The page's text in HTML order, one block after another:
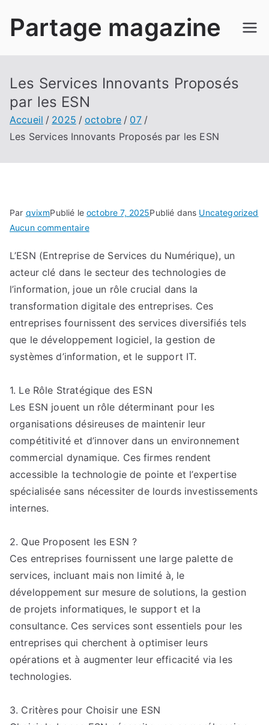
Partage magazine
Les Services Innovants Proposés
par les ESN
Accueil 2025 octobre
07
Les Services Innovants Proposés par les ESN
Par qvixmPublié leoctobre 7, 2025Publié dans Uncategorized
Aucun commentairesur
Services
Innovants
Proposés
par
les
L’ESN (Entreprise de Services du Numérique), un
acteur clé dans le secteur des technologies de
l’information, joue un rôle crucial dans la
transformation digitale des entreprises. Ces
entreprises fournissent des services diversifiés tels
que le développement logiciel, la gestion de
systèmes d’information, et le support IT.
1. Le Rôle Stratégique des ESN
Les ESN jouent un rôle déterminant pour les
organisations désireuses de maintenir leur
compétitivité et d’innover dans un environnement
commercial dynamique. Ces firmes rendent
accessible la technologie de pointe et l’expertise
spécialisée sans nécessiter de lourds investissements
internes.
2. Que Proposent les ESN ?
Ces entreprises fournissent une large palette de
services, incluant mais non limité à, le
développement sur mesure de solutions, la gestion
de projets informatiques, le support et la
consultance. Ces services sont essentiels pour les
entreprises qui cherchent à optimiser leurs
opérations et à augmenter leur efficacité via les
technologies.
3. Critères pour Choisir une ESN